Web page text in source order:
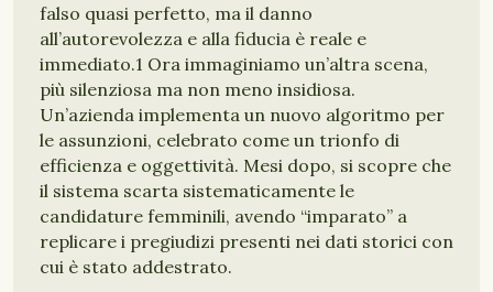
falso quasi perfetto, ma il danno
all’autorevolezza e alla fiducia è reale e
immediato.1 Ora immaginiamo un’altra scena,
più silenziosa ma non meno insidiosa.
Un’azienda implementa un nuovo algoritmo per
le assunzioni, celebrato come un trionfo di
efficienza e oggettività. Mesi dopo, si scopre che
il sistema scarta sistematicamente le
candidature femminili, avendo “imparato” a
replicare i pregiudizi presenti nei dati storici con
cui è stato addestrato.